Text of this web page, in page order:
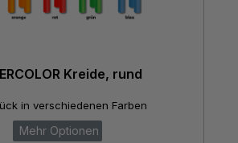
Kreide, rund
in verschiedenen Farben
Mehr Optionen